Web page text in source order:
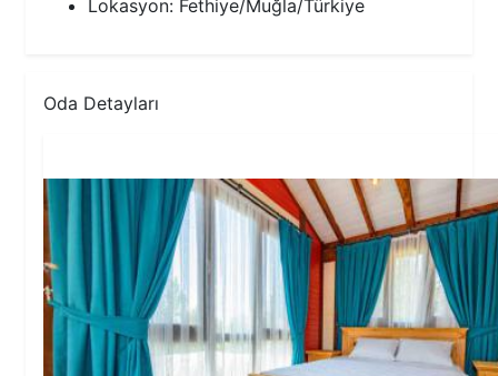
Lokasyon: Fethiye/Muğla/Türkiye
Oda Detayları